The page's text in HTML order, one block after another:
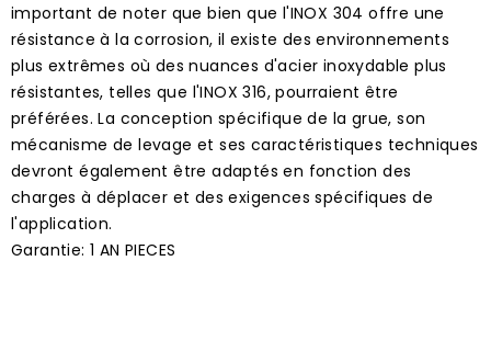
important de noter que bien que l'INOX 304 offre une
résistance à la corrosion, il existe des environnements
plus extrêmes où des nuances d'acier inoxydable plus
résistantes, telles que l'INOX 316, pourraient être
préférées. La conception spécifique de la grue, son
mécanisme de levage et ses caractéristiques techniques
devront également être adaptés en fonction des
charges à déplacer et des exigences spécifiques de
l'application.
Garantie: 1 AN PIECES